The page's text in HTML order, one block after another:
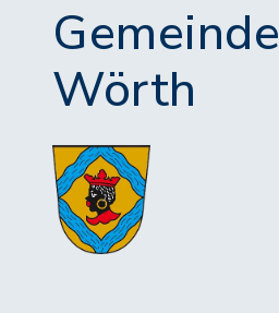
Gemeinde
Wörth